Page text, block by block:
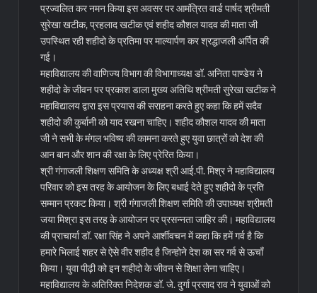
प्रज्वलित कर नमन किया इस अवसर पर आमंत्रित वार्ड पार्षद श्रीमती
सुरेखा खटीक, प्रहलाद खटीक एवं शहीद कौशल यादव की माता जी
उपस्थित रही शहीदो के प्रतिमा पर माल्यार्पण कर श्रद्धाजली अर्पित की
गई।
महाविद्यालय की वाणिज्य विभाग की विभागाध्यक्ष डॉ. अनिता पाण्डेय ने
शहीदो के जीवन पर प्रकाश डाला मुख्य अतिथि श्रीमती सुरेखा खटीक ने
महाविद्यालय द्वारा इस प्रयास की सराहना करते हुए कहा कि हमें सदैव
शहीदो की कुर्बानी को याद रखना चाहिए। शहीद कौशल यादव की माता
जी ने सभी के मंगल भविष्य की कामना करते हुए युवा छात्रों को देश की
आन बान और शान की रक्षा के लिए प्रेरित किया।
श्री गंगाजली शिक्षण समिति के अध्यक्ष श्री आई.पी. मिश्र ने महाविद्यालय
परिवार को इस तरह के आयोजन के लिए बधाई देते हुए शहीदो के प्रति
सम्मान प्रकट किया। श्री गंगाजली शिक्षण समिति की उपाध्यक्ष श्रीमती
जया मिश्रा इस तरह के आयोजन पर प्रसन्नता जाहिर की। महाविद्यालय
की प्राचार्या डॉ. रक्षा सिंह ने अपने आर्शीवचन में कहा कि हमें गर्व है कि
हमारे भिलाई शहर से ऐसे वीर शहीद है जिन्होने देश का सर गर्व से ऊचाँ
किया। युवा पीढ़ी को इन शहीदो के जीवन से शिक्षा लेना चाहिए।
महाविद्यालय के अतिरिक्त निदेशक डॉ. जे. दुर्गा प्रसाद राव ने युवाओं को